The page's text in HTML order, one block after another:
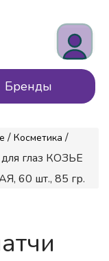
Бренды
/ Косметика /
глаз КОЗЬЕ
60 шт., 85 гр.